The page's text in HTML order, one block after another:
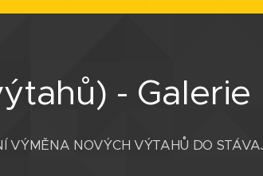
- Galerie
VÝMĚNA NOVÝCH VÝTAHŮ DO